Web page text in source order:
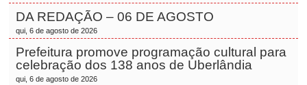
DA REDAÇÃO – 06 DE AGOSTO
qui, 6 de agosto de 2026
Prefeitura promove programação cultural para
celebração dos 138 anos de Uberlândia
qui, 6 de agosto de 2026